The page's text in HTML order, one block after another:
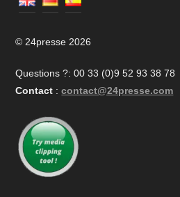
© 24presse 2026
Questions ?: 00 33 (0)9 52 93 38 78
Contact : contact@24presse.com